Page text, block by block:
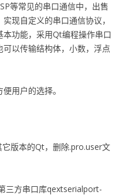
等常见的串口通信中，出售
现自定义的串口通信协议，
功能，采用Qt编程操作串口
以传输结构体，小数，浮点
用户的选择。
版本的Qt，删除.pro.user文
三方串口库qextserialport-